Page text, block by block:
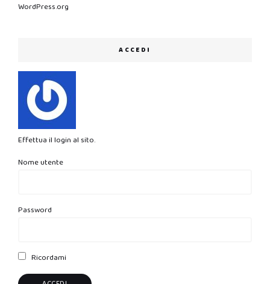
WordPress.org
ACCEDI
Effettua il login al sito.
Nome utente
Password
Ricordami